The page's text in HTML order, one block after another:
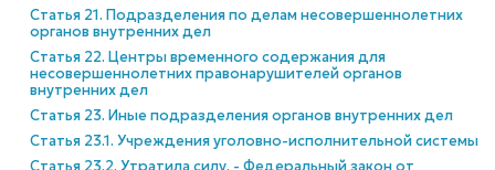
Статья 21. Подразделения по делам несовершеннолетних
органов внутренних дел
Статья 22. Центры временного содержания для
несовершеннолетних правонарушителей органов
внутренних дел
Статья 23. Иные подразделения органов внутренних дел
Статья 23.1. Учреждения уголовно-исполнительной системы
Статья 23.2. Утратила силу. - Федеральный закон от